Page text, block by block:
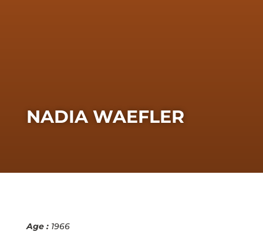
NADIA WAEFLER
Age : 1966